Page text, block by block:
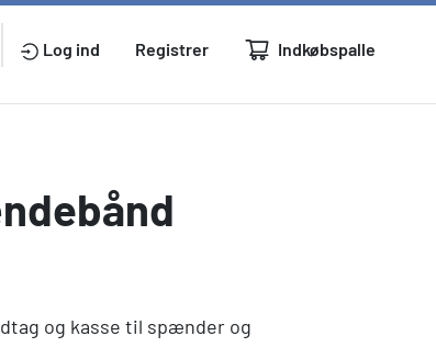
Log ind Registrer Indkøbspalle
og kasse til spænder og